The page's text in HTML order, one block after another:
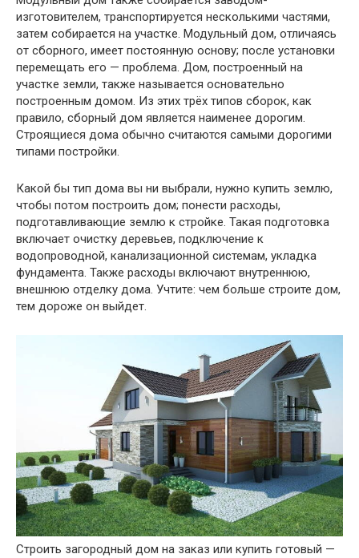
изготовителем, транспортируется несколькими частями,
затем собирается на участке. Модульный дом, отличаясь
от сборного, имеет постоянную основу; после установки
перемещать его — проблема. Дом, построенный на
участке земли, также называется основательно
построенным домом. Из этих трёх типов сборок, как
правило, сборный дом является наименее дорогим.
Строящиеся дома обычно считаются самыми дорогими
типами постройки.
Какой бы тип дома вы ни выбрали, нужно купить землю,
чтобы потом построить дом; понести расходы,
подготавливающие землю к стройке. Такая подготовка
включает очистку деревьев, подключение к
водопроводной, канализационной системам, укладка
фундамента. Также расходы включают внутреннюю,
внешнюю отделку дома. Учтите: чем больше строите дом,
тем дороже он выйдет.
Cтроить загородный дом на заказ или купить готовый —